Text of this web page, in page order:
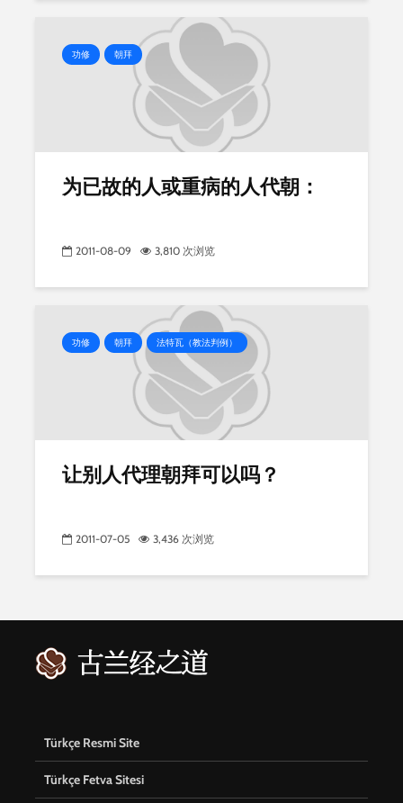
功修 朝拜
为已故的人或重病的人代朝：
2011-08-09 3,810 次浏览
功修 朝拜 法特瓦（教法判例）
让别人代理朝拜可以吗？
2011-07-05 3,436 次浏览
Türkçe Resmi Site
Türkçe Fetva Sitesi